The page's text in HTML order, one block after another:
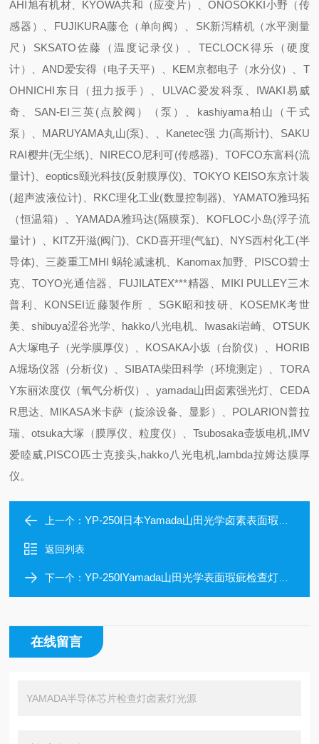
AHI旭有机材、KYOWA共和（应变片）、ONOSOKKI小野（传
感器）、FUJIKURA藤仓（单向阀）、SK新泻精机（水平测量
尺）SKSATO佐藤（温度记录仪）、TECLOCK得乐（硬度
计）、AND爱安得（电子天平）、KEM京都电子（水分仪）、T
OHNICHI东日（扭力扳手）、ULVAC爱发科泵、IWAKI易威
奇、SAN-EI三英(点胶阀）（泵）、kashiyama柏山（干式
泵）、MARUYAMA丸山(泵)、、Kanetec强 力(高斯计)、SAKU
RAI樱井(无尘纸)、NIRECO尼利可(传感器)、TOFCO东富科(流
量计)、eoptics颐光科技(反射膜厚仪)、TOKYO KEISO东京计装
(超声波液位计)、RKC理化工业(数显控制器)、YAMATO雅玛拓
（恒温箱）、YAMADA雅玛达(隔膜泵)、KOFLOC小岛(浮子流
量计）、KITZ开滋(阀门)、CKD喜开理(气缸)、NYS西村化工(半
导体)、三菱重工MHI 蜗轮减速机、Kanomax加野、PISCO碧士
克、TOYO光通信器、FUJILATEX***精器、MIKI PULLEY三木
普利、KONSEI近藤製作所 、SGK昭和技研、KOSEMK考世
美、shibuya涩谷光学、hakko八光电机、Iwasaki岩崎、OTSUK
A大塚电子（光学膜厚仪）、KOSAKA小坂（台阶仪）、HORIB
A堀场仪器（分析仪）、SIBATA柴田科学（环境测定）、TORA
Y东丽浓度仪（氧气分析仪）、yamada山田卤素强光灯、CEDA
R思达、MIKASA米卡萨（旋涂设备、显影）、POLARION普拉
瑞、otsuka大塚（膜厚仪、粒度仪）、Tsubosaka壶坂电机,IMV
爱睦威,PISCO匹士克接头,hakko八光电机,lambda拉姆达膜厚
仪。
上一个：YP-250I日本Yamada山田光学卤素表面瑕疵检查灯
返回列表
下一个：YP-250IYamada山田光学表面瑕疵检查灯两级切换机制
在线留言